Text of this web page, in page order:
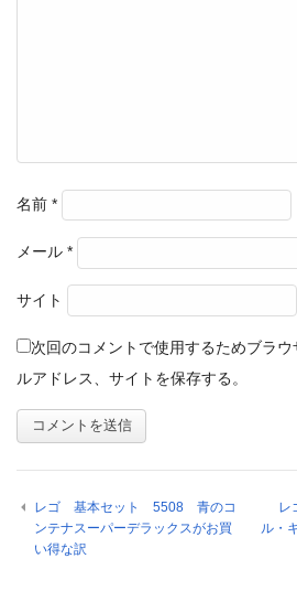
名前 *
メール *
サイト
次回のコメントで使用するためブラ
ルアドレス、サイトを保存する。
レゴ 基本セット 5508 青のコ
ンテナスーパーデラックスがお買
い得な訳
レ
ル・